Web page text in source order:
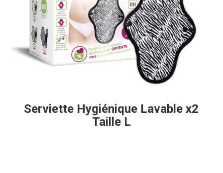
Serviette Hygiénique Lavable x2
Taille L